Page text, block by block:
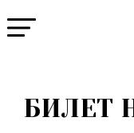
БИЛЕТ